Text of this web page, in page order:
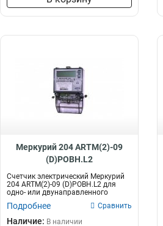
Меркурий 204 ARTM(2)-09
(D)POBH.L2
Счетчик электрический Меркурий
204 ARTM(2)-09 (D)POBH.L2 для
одно- или двунаправленного
многота...
Подробнее Сравнить
Наличие: В наличии